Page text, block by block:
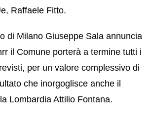
Raffaele Fitto.
di Milano Giuseppe Sala annuncia
il Comune porterà a termine tutti i
per un valore complessivo di
che inorgoglisce anche il
Lombardia Attilio Fontana.